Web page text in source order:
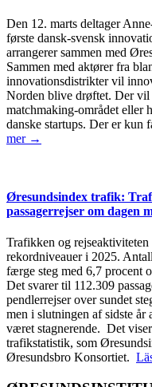
Den 12. marts deltager
første dansk-svensk
arrangerer sammen med
Sammen med aktører fra
innovationsdistrikter vil
Norden blive drøftet. Der
matchmaking-området eller
danske startups. Der er kun
mer →
Øresundsindex trafik:
passagerrejser om dagen
Trafikken og
rekordniveauer i 2025.
færge steg med 6,7 procent
Det svarer til 112.309
pendlerrejser over sundet
men i slutningen af sidste år
været stagnerende. Det
trafikstatistik, som
Øresundsbro Konsortiet.